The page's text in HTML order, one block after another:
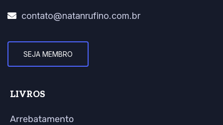
contato@natanrufino.com.br
SEJA MEMBRO
LIVROS
Arrebatamento